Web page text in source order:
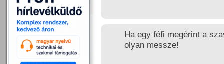
Ha egy féfi megérint a
olyan messze!